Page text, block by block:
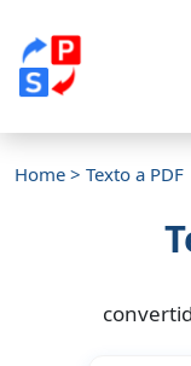
Home > Texto a PDF